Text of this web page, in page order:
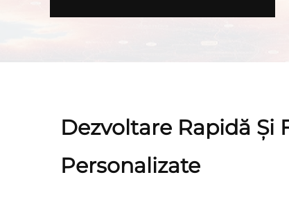
Dezvoltare Rapidă Și
Personalizate